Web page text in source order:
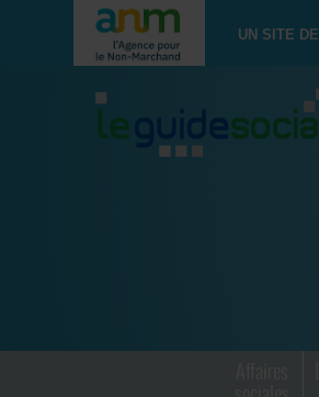
UN SITE DE